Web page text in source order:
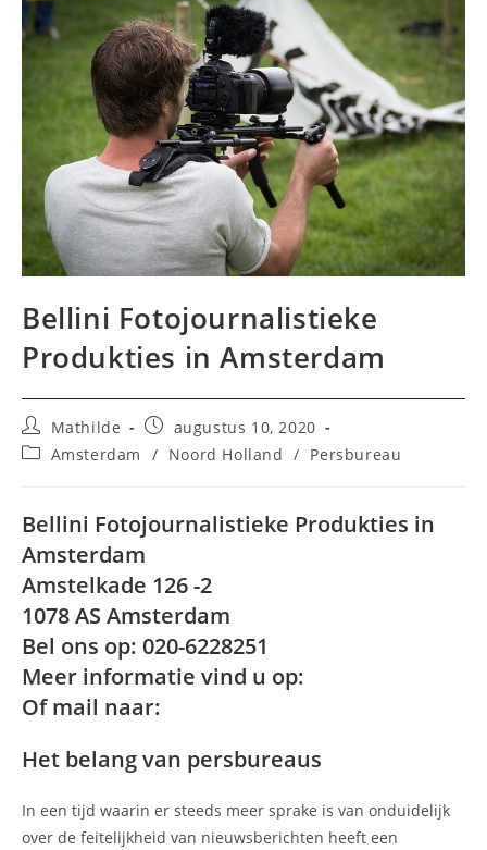
Bellini Fotojournalistieke
Produkties in Amsterdam
Bericht
auteur:
Mathilde
Bericht
gepubliceerd
op:
augustus 10, 2020
Berichtcategorie:
Amsterdam / Noord Holland / Persbureau
Bellini Fotojournalistieke Produkties in
Amsterdam
Amstelkade 126 -2
1078 AS Amsterdam
Bel ons op: 020-6228251
Meer informatie vind u op:
Of mail naar:
Het belang van persbureaus
In een tijd waarin er steeds meer sprake is van onduidelijk
over de feitelijkheid van nieuwsberichten heeft een